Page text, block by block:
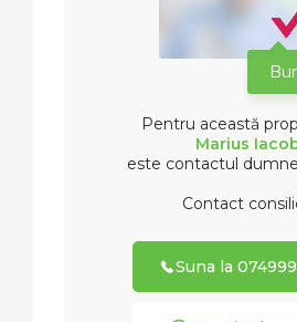
Pentru această
Marius
este contactul
Contact
Suna la